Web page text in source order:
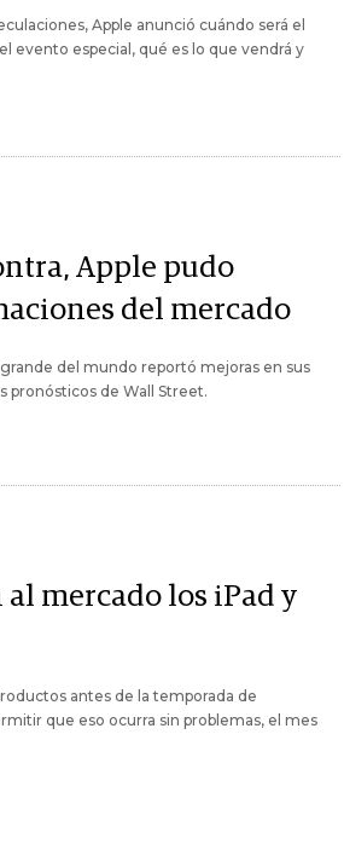
Apple anunció cuándo será el
evento especial, qué es lo que vendrá y
Apple pudo
del mercado
del mundo reportó mejoras en sus
pronósticos de Wall Street.
mercado los iPad y
antes de la temporada de
que eso ocurra sin problemas, el mes